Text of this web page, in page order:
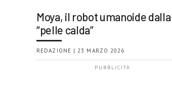
Moya, il robot umanoide dalla
“pelle calda”
REDAZIONE | 23 MARZO 2026